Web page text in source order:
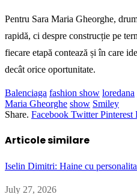
Pentru Sara Maria Gheorghe,
rapidă, ci despre construcție pe
fiecare etapă contează și în care
decât orice oportunitate.
Balenciaga fashion show loredana
Maria Gheorghe show Smiley
Share. Facebook Twitter Pinterest
Articole similare
Iselin Dimitri: Haine cu
July 27, 2026